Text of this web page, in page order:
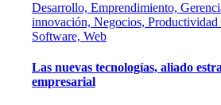
Desarrollo, Emprendimiento,
innovación, Negocios, Productividad
Software, Web
Las nuevas tecnologías, aliado
empresarial